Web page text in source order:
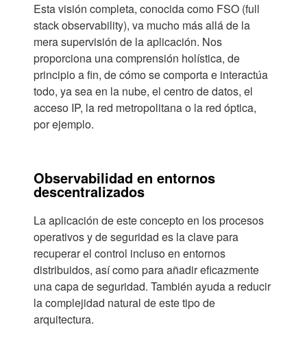
Esta visión completa, conocida como FSO (full
stack observability), va mucho más allá de la
mera supervisión de la aplicación. Nos
proporciona una comprensión holística, de
principio a fin, de cómo se comporta e interactúa
todo, ya sea en la nube, el centro de datos, el
acceso IP, la red metropolitana o la red óptica,
por ejemplo.
Observabilidad en entornos
descentralizados
La aplicación de este concepto en los procesos
operativos y de seguridad es la clave para
recuperar el control incluso en entornos
distribuidos, así como para añadir eficazmente
una capa de seguridad. También ayuda a reducir
la complejidad natural de este tipo de
arquitectura.